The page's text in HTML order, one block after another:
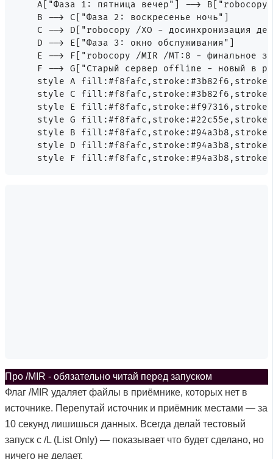
A["Фаза 1: пятница вечер"] -->
    B --> C["Фаза 2: воскресенье ночь"]
C --> D["robocopy /XO - досинхронизация
    D --> E["Фаза 3: окно обслуживания"]
E --> F["robocopy /MIR /MT:8 - финальное
F --> G["Старый сервер offline - новый в
style A
style C
style E
style G
style B
style D
Про /MIR - обязательно читай перед запуском
Флаг /MIR удаляет файлы в приёмнике, которых нет в
источнике. Перепутай источник и приёмник местами — за
10 секунд лишишься данных. Всегда делай тестовый
запуск с /L (List Only) — показывает что будет сделано, но
ничего не делает.